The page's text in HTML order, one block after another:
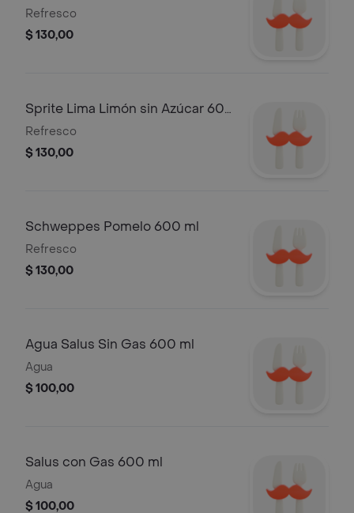
Refresco
$ 130,00
Sprite Lima Limón sin Azúcar 600
ml
Refresco
$ 130,00
Schweppes Pomelo 600 ml
Refresco
$ 130,00
Agua Salus Sin Gas 600 ml
Agua
$ 100,00
Salus con Gas 600 ml
Agua
$ 100,00